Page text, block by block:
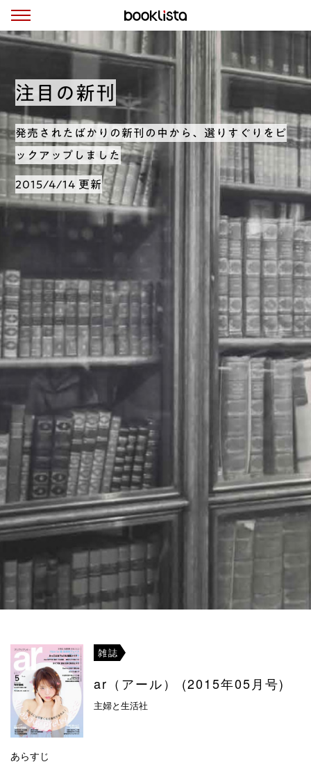
注目の新刊
発売されたばかりの新刊の中から、選りすぐりをピ
ックアップしました
2015/4/14 更新
雑誌
ar（アール） (2015年05月号)
主婦と生活社
あらすじ